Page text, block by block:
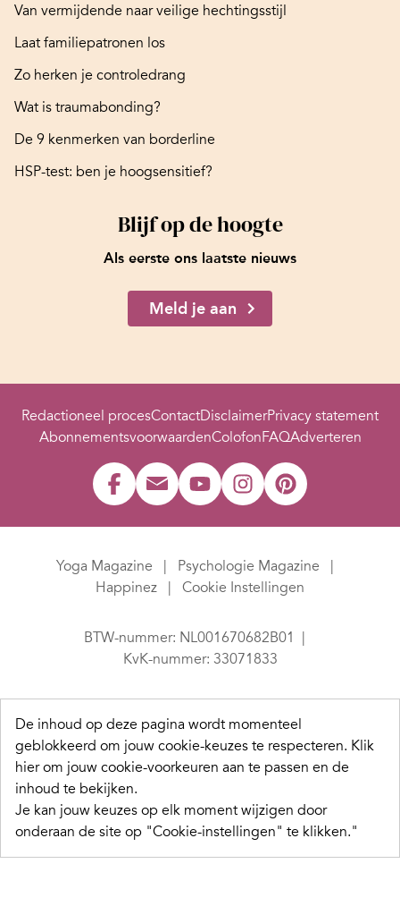
Van vermijdende naar veilige hechtingsstijl
Laat familiepatronen los
Zo herken je controledrang
Wat is traumabonding?
De 9 kenmerken van borderline
HSP-test: ben je hoogsensitief?
Blijf op de hoogte
Als eerste ons laatste nieuws
Meld je aan
Redactioneel procesContactDisclaimerPrivacy statement
AbonnementsvoorwaardenColofonFAQAdverteren
Yoga Magazine
Psychologie Magazine
Happinez
Cookie Instellingen
BTW-nummer: NL001670682B01
KvK-nummer: 33071833
De inhoud op deze pagina wordt momenteel
geblokkeerd om jouw cookie-keuzes te respecteren. Klik
hier om jouw cookie-voorkeuren aan te passen en de
inhoud te bekijken.
Je kan jouw keuzes op elk moment wijzigen door
onderaan de site op "Cookie-instellingen" te klikken."